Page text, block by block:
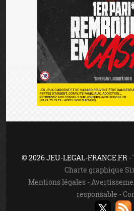
© 2026 JEU-LEGAL-FRANCE.FR-
Charte graphique
Mentions légales-
responsable -